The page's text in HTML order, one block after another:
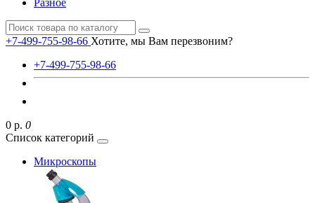
Разное
+7-499-755-98-66 Хотите, мы Вам перезвоним?
+7-499-755-98-66
0 р. 0
Список категорий
Микроскопы